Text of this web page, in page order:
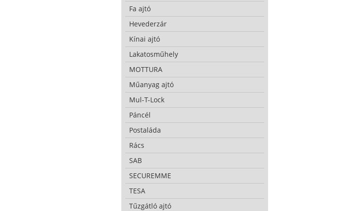
Fa ajtó
Hevederzár
Kínai ajtó
Lakatosműhely
MOTTURA
Műanyag ajtó
Mul-T-Lock
Páncél
Postaláda
Rács
SAB
SECUREMME
TESA
Tűzgátló ajtó